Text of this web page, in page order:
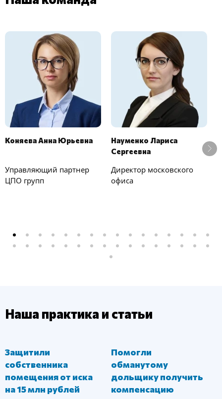
Коняева Анна Юрьевна
Управляющий партнер
ЦПО групп
Науменко Лариса
Сергеевна
Директор московского
офиса
Наша практика и статьи
Защитили
собственника
помещения от иска
на 15 млн рублей
Помогли
обманутому
дольщику получить
компенсацию